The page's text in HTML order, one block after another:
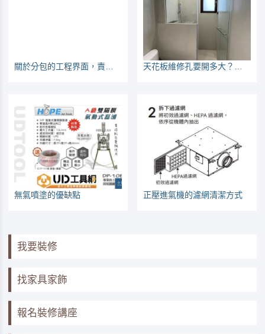
無氣噴塗的優缺點 正壓進氣機的濾網清潔方式
我要裝修
找家具家飾
報名裝修講座